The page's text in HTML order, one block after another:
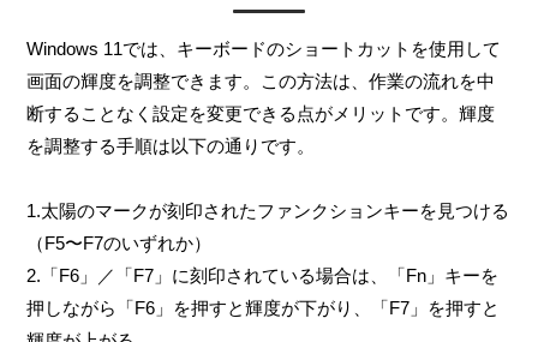
Windows 11では、キーボードのショートカットを使用して
画面の輝度を調整できます。この方法は、作業の流れを中
断することなく設定を変更できる点がメリットです。輝度
を調整する手順は以下の通りです。
1.太陽のマークが刻印されたファンクションキーを見つける
（F5〜F7のいずれか）
2.「F6」／「F7」に刻印されている場合は、「Fn」キーを
押しながら「F6」を押すと輝度が下がり、「F7」を押すと